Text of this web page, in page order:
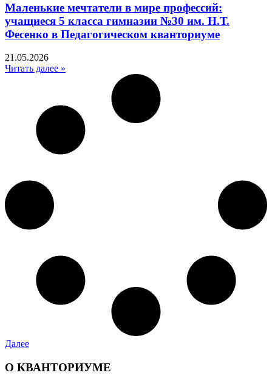
Маленькие мечтатели в мире профессий:
учащиеся 5 класса гимназии №30 им. Н.Т.
Фесенко в Педагогическом кванториуме
21.05.2026
Читать далее »
Далее
О КВАНТОРИУМЕ